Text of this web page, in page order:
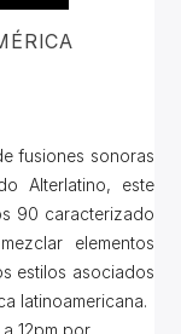
fusiones sonoras
Alterlatino, este
90 caracterizado
elementos
estilos asociados
latinoamericana.
12pm por